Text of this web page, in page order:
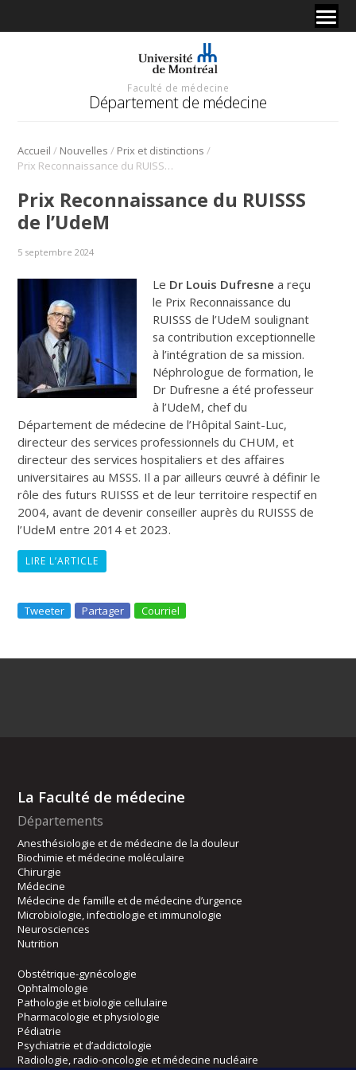
Faculté de médecine
Département de médecine
Accueil / Nouvelles / Prix et distinctions /
Prix Reconnaissance du RUISSS de l’UdeM
Prix Reconnaissance du RUISSS
de l’UdeM
5 septembre 2024
Le Dr Louis Dufresne a reçu
le Prix Reconnaissance du
RUISSS de l’UdeM soulignant
sa contribution exceptionnelle
à l’intégration de sa mission.
Néphrologue de formation, le
Dr Dufresne a été professeur
à l’UdeM, chef du
Département de médecine de l’Hôpital Saint-Luc,
directeur des services professionnels du CHUM, et
directeur des services hospitaliers et des affaires
universitaires au MSSS. Il a par ailleurs œuvré à définir le
rôle des futurs RUISSS et de leur territoire respectif en
2004, avant de devenir conseiller auprès du RUISSS de
l’UdeM entre 2014 et 2023.
LIRE L’ARTICLE
Tweeter Partager Courriel
La Faculté de médecine
Départements
Anesthésiologie et de médecine de la douleur
Biochimie et médecine moléculaire
Chirurgie
Médecine
Médecine de famille et de médecine d’urgence
Microbiologie, infectiologie et immunologie
Neurosciences
Nutrition
Obstétrique-gynécologie
Ophtalmologie
Pathologie et biologie cellulaire
Pharmacologie et physiologie
Pédiatrie
Psychiatrie et d’addictologie
Radiologie, radio-oncologie et médecine nucléaire